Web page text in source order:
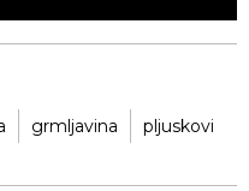
grmljavina pljuskovi